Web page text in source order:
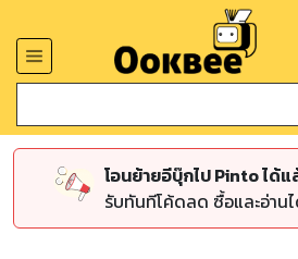
โอนย้ายอีบุ๊กไป Pinto ได้
รับทันทีโค้ดลด ซื้อและอ่าน